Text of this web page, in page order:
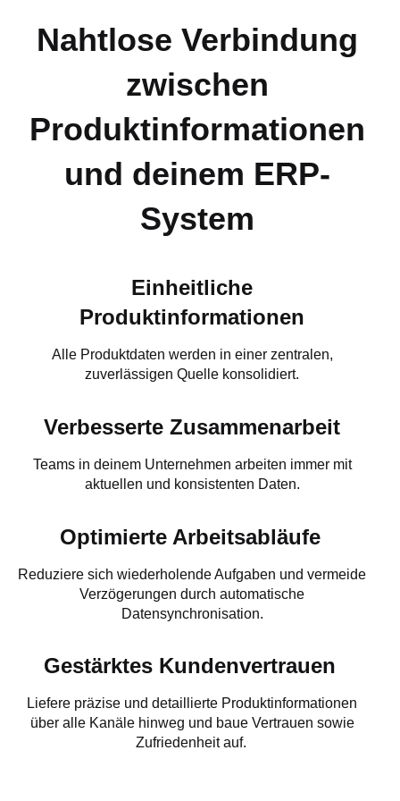
Nahtlose Verbindung
zwischen
Produktinformationen
und deinem ERP-
System
Einheitliche
Produktinformationen
Alle Produktdaten werden in einer zentralen,
zuverlässigen Quelle konsolidiert.
Verbesserte Zusammenarbeit
Teams in deinem Unternehmen arbeiten immer mit
aktuellen und konsistenten Daten.
Optimierte Arbeitsabläufe
Reduziere sich wiederholende Aufgaben und vermeide
Verzögerungen durch automatische
Datensynchronisation.
Gestärktes Kundenvertrauen
Liefere präzise und detaillierte Produktinformationen
über alle Kanäle hinweg und baue Vertrauen sowie
Zufriedenheit auf.